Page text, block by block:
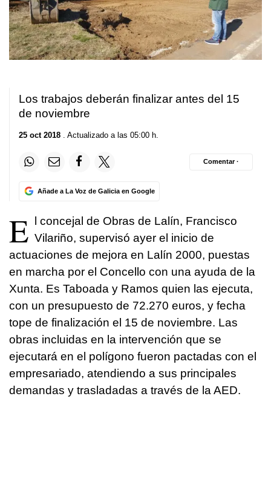
Los trabajos deberán finalizar antes del 15
de noviembre
25 oct 2018 . Actualizado a las 05:00 h.
Añade a La Voz de Galicia en Google
Comentar ·
E l concejal de Obras de Lalín, Francisco
Vilariño, supervisó ayer el inicio de
actuaciones de mejora en Lalín 2000, puestas
en marcha por el Concello con una ayuda de la
Xunta. Es Taboada y Ramos quien las ejecuta,
con un presupuesto de 72.270 euros, y fecha
tope de finalización el 15 de noviembre. Las
obras incluidas en la intervención que se
ejecutará en el polígono fueron pactadas con el
empresariado, atendiendo a sus principales
demandas y trasladadas a través de la AED.